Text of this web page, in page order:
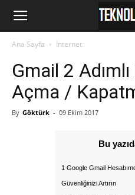
www.Teknoloji6.com
Ana Sayfa İnternet
Gmail 2
Açma /
By Göktürk - 09 Ekim 2017
Bu
1 Google Gmail
Güvenliğinizi Artırın